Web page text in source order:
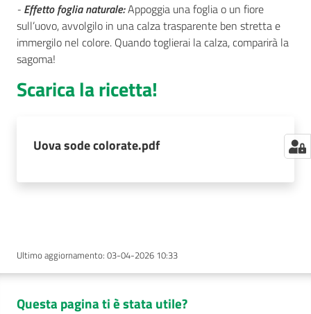
- Effetto foglia naturale:Appoggia una foglia o un fiore
sull’uovo, avvolgilo in una calza trasparente ben stretta e
immergilo nel colore. Quando toglierai la calza, comparirà la
sagoma!
Scarica la ricetta!
Uova sode colorate.pdf
Ultimo aggiornamento: 03-04-2026 10:33
Questa pagina ti è stata utile?